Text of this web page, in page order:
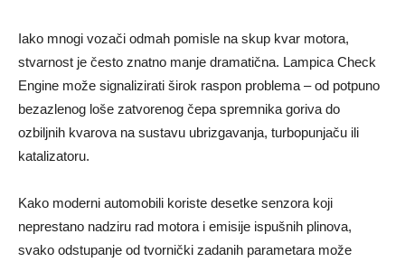
Iako mnogi vozači odmah pomisle na skup kvar motora,
stvarnost je često znatno manje dramatična. Lampica Check
Engine može signalizirati širok raspon problema – od potpuno
bezazlenog loše zatvorenog čepa spremnika goriva do
ozbiljnih kvarova na sustavu ubrizgavanja, turbopunjaču ili
katalizatoru.
Kako moderni automobili koriste desetke senzora koji
neprestano nadziru rad motora i emisije ispušnih plinova,
svako odstupanje od tvornički zadanih parametara može